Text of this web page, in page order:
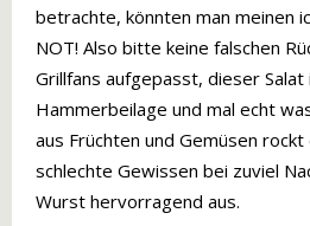
betrachte, könnten man meinen
NOT! Also bitte keine falschen
Grillfans aufgepasst, dieser Salat
Hammerbeilage und mal echt
aus Früchten und Gemüsen
schlechte Gewissen bei zuviel
Wurst hervorragend aus.